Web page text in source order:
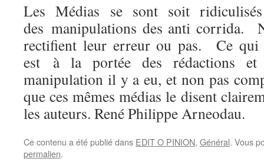
Les Médias se sont soit
des manipulations des anti corrida.
rectifient leur erreur ou pas. Ce qui
est à la portée des rédactions
manipulation il y a eu, et non pas
que ces mêmes médias le disent
les auteurs. René Philippe Arneodau.
Ce contenu a été publié dans EDIT O PINION, Général. Vous
permalien.